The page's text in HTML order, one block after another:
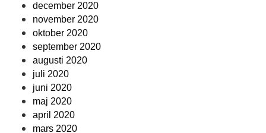
december 2020
november 2020
oktober 2020
september 2020
augusti 2020
juli 2020
juni 2020
maj 2020
april 2020
mars 2020